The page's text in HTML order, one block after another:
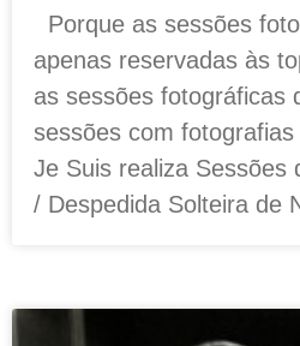
Porque as sessões
apenas reservadas às
as sessões fotográficas
sessões com
Je Suis realiza Sessões
/ Despedida Solteira de